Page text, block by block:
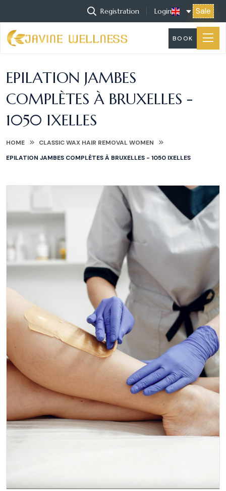
Registration Login Sale
BOOK
EPILATION JAMBES
COMPLÈTES À BRUXELLES -
1050 IXELLES
HOME
CLASSIC WAX HAIR REMOVAL WOMEN
EPILATION JAMBES COMPLÈTES À BRUXELLES - 1050 IXELLES